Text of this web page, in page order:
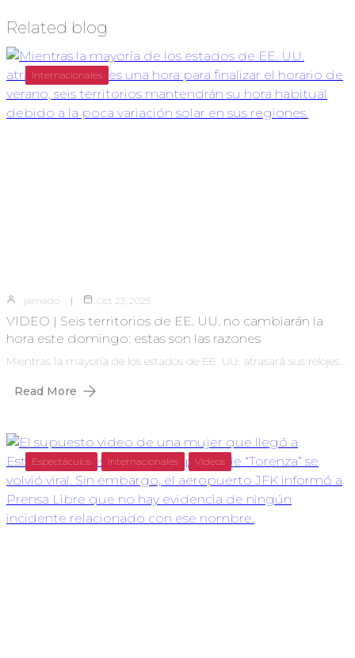
Related blog
Internacionales
jamado Oct 23, 2025
VIDEO | Seis territorios de EE. UU. no cambiarán la
hora este domingo: estas son las razones
Mientras la mayoría de los estados de EE. UU. atrasará sus relojes…
Read More
Espectáculos Internacionales Videos